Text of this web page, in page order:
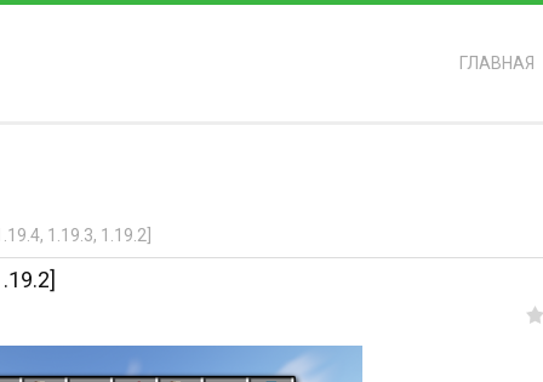
ГЛАВНАЯ
1.19.3, 1.19.2]